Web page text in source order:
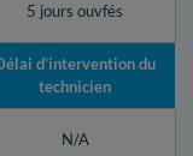
5 jours ouvfés
d’intervention du
technicien
N/A